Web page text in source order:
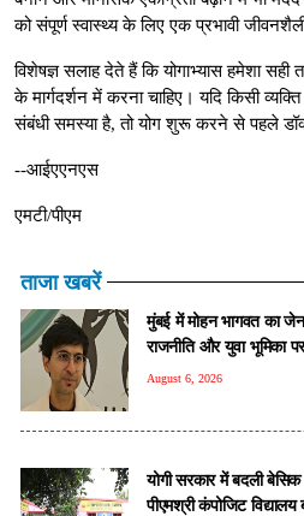
को संपूर्ण स्वास्थ्य के लिए एक प्रभावी
विशेषज्ञ सलाह देते हैं कि योगाभ्यास हमेशा सही
के मार्गदर्शन में करना चाहिए। यदि किसी
संबंधी समस्या है, तो योग शुरू करने से पहले
--आईएएनएस
एमटी/पीएम
ताजा खबरें
मुंबई में मोहन भागवत का
राजनीति और युवा भूमिका
August 6, 2026
योगी सरकार में बदली बेसिक
पीएमश्री कंपोजिट